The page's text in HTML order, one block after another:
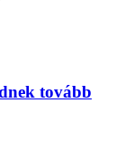
tovább